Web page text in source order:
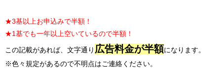
★3基以上お申込みで半額！
★1基でも一年以上空いているので半額！
この記載があれば、文字通り 広告料金が半額になります。
※色々規定があるので不明点はご連絡ください。